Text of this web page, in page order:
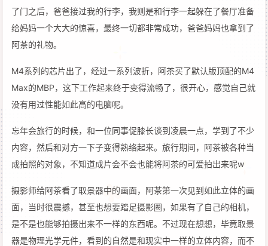
了门之后，爸爸接过我的行李，我则是和行李一起躲在了餐厅准备
给妈妈一个大大的惊喜，最终一切都非常成功，爸爸妈妈也拿到了
阿茶的礼物。
M4系列的芯片出了，经过一系列波折，阿茶买了默认版顶配的M4
Max的MBP，这下工作起来终于变得流畅了，很开心，感觉自己就
没有用过性能如此高的电脑呢。
忘年会旅行的时候，和一位同事促膝长谈到凌晨一点，学到了不少
内容，然后和对方一下子变得熟络起来。旅行期间，阿茶被各种当
成拍照的对象，不知道成片会不会也能将阿茶的可爱拍出来呢w
摄影师给阿茶看了取景器中的画面，阿茶第一次见到如此立体的画
面，当时很震撼，甚至也想要踏足摄影圈，如果有了自己的相机，
是不是也能够拍摄出来不一样的东西呢。不过现在想想，毕竟取景
器是物理光学元件，看到的自然是和现实中一样的立体内容，而不